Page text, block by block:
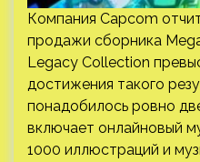
Компания Capcom
продажи сборника
Legacy Collection
достижения такого
понадобилось ровно
включает онлайновый
1000 иллюстраций и